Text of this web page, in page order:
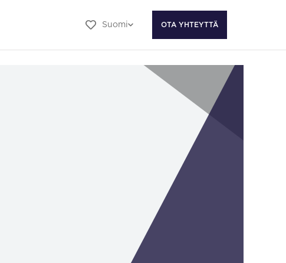
Suomi OTA YHTEYTTÄ